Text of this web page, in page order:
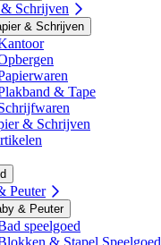
Schrijven
& Schrijven
& Tape
& Schrijven
Peuter
& Peuter
speelgoed
& Stapel Speelgoed